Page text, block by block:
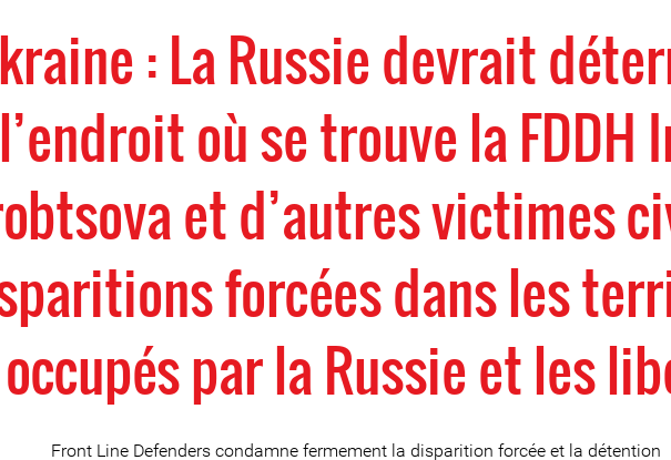
: La Russie devrait
l’endroit où se trouve la FDDH
et d’autres victimes
forcées dans les
occupés par la Russie et les
Front Line Defenders condamne fermement la disparition forcée et la détention